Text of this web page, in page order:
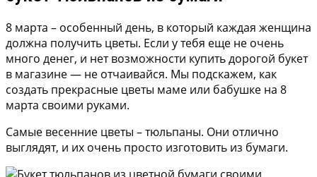
8 марта – особенный день, в который каждая женщина
должна получить цветы. Если у тебя еще не очень
много денег, и нет возможности купить дорогой букет
в магазине — не отчаивайся. Мы подскажем, как
создать прекрасные цветы маме или бабушке на 8
марта своими руками.
Самые весенние цветы – тюльпаны. Они отлично
выглядят, и их очень просто изготовить из бумаги.